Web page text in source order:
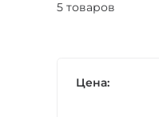
5 товаров
Цена: